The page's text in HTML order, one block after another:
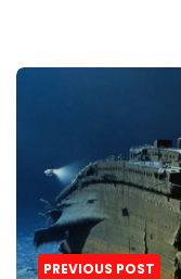
Post
PREVIOUS POST